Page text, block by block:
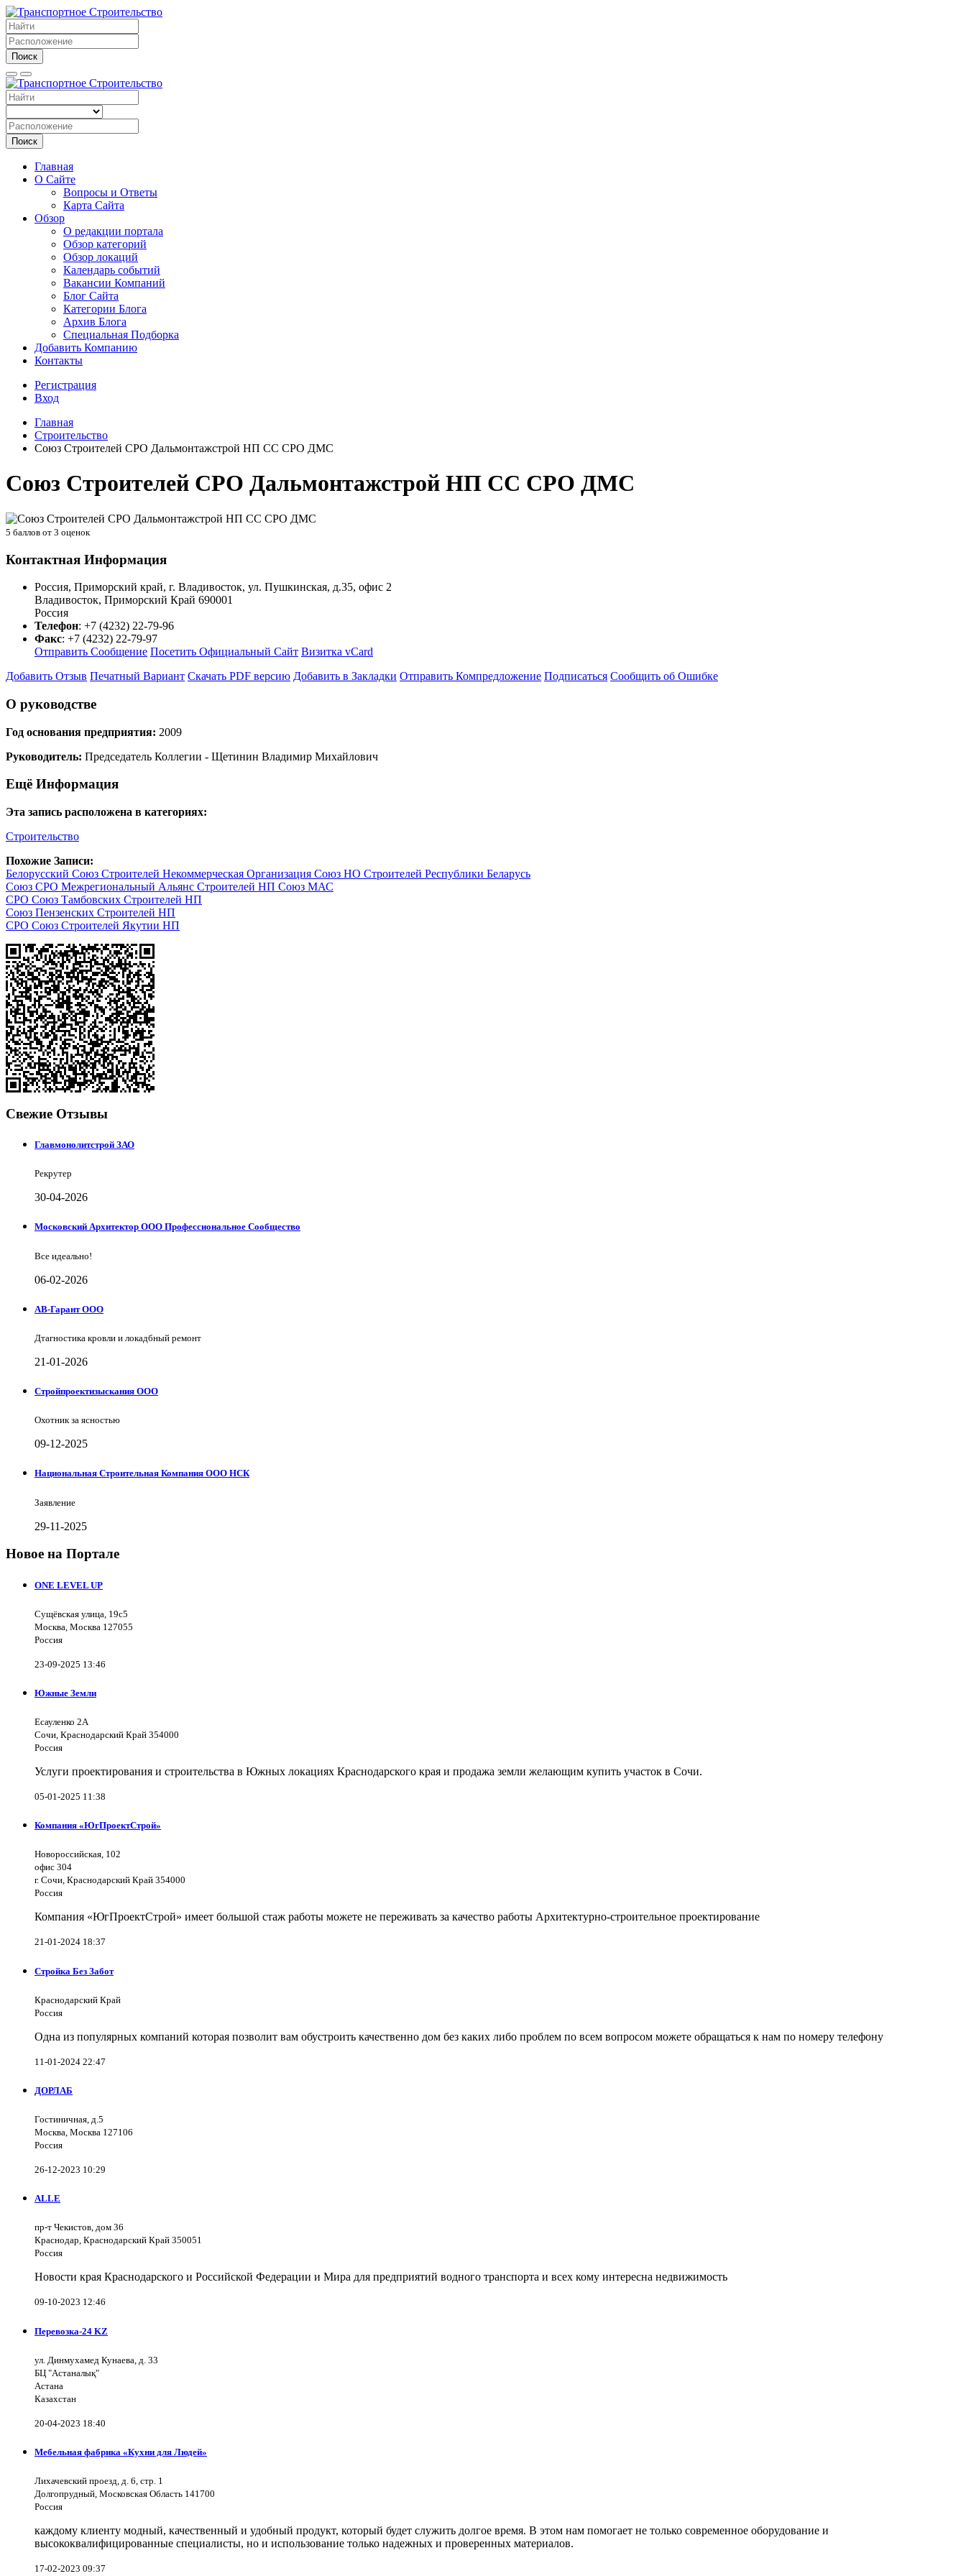
Поиск
Поиск
Главная
О Сайте
Вопросы и Ответы
Карта Сайта
Обзор
О редакции портала
Обзор категорий
Обзор локаций
Календарь событий
Вакансии Компаний
Блог Сайта
Категории Блога
Архив Блога
Специальная Подборка
Добавить Компанию
Контакты
Регистрация
Вход
Главная
Строительство
Союз Строителей СРО Дальмонтажстрой НП СС СРО ДМС
Союз Строителей СРО Дальмонтажстрой НП СС СРО ДМС
5 баллов от 3 оценок
Контактная Информация
Россия, Приморский край, г. Владивосток, ул. Пушкинская, д.35, офис 2
Владивосток, Приморский Край 690001
Россия
Телефон: +7 (4232) 22-79-96
Факс: +7 (4232) 22-79-97
Отправить Сообщение Посетить Официальный Сайт Визитка vCard
Добавить Отзыв Печатный Вариант Скачать PDF версию Добавить в Закладки Отправить Компредложение Подписаться Сообщить об Ошибке
О руководстве
Год основания предприятия: 2009
Руководитель: Председатель Коллегии - Щетинин Владимир Михайлович
Ещё Информация
Эта запись расположена в категориях:
Строительство
Похожие Записи:
Белорусский Союз Строителей Некоммерческая Организация Союз НО Строителей Республики Беларусь
Союз СРО Межрегиональный Альянс Строителей НП Союз МАС
СРО Союз Тамбовских Строителей НП
Союз Пензенских Строителей НП
СРО Союз Строителей Якутии НП
Свежие Отзывы
Главмонолитстрой ЗАО
Рекрутер
30-04-2026
Московский Архитектор ООО Профессиональное Сообщество
Все идеально!
06-02-2026
АВ-Гарант ООО
Дтагностика кровли и локадбный ремонт
21-01-2026
Стройпроектизыскания ООО
Охотник за ясностью
09-12-2025
Национальная Строительная Компания ООО НСК
Заявление
29-11-2025
Новое на Портале
ONE LEVEL UP
Сущёвская улица, 19с5
Москва, Москва 127055
Россия
23-09-2025 13:46
Южные Земли
Есауленко 2А
Сочи, Краснодарский Край 354000
Россия
Услуги проектирования и строительства в Южных локациях Краснодарского края и продажа земли желающим купить участок в Сочи.
05-01-2025 11:38
Компания «ЮгПроектСтрой»
Новороссийская, 102
офис 304
г. Сочи, Краснодарский Край 354000
Россия
Компания «ЮгПроектСтрой» имеет большой стаж работы можете не переживать за качество работы Архитектурно-строительное проектирование
21-01-2024 18:37
Стройка Без Забот
Краснодарский Край
Россия
Одна из популярных компаний которая позволит вам обустроить качественно дом без каких либо проблем по всем вопросом можете обращаться к нам по номеру телефону
11-01-2024 22:47
ДОРЛАБ
Гостиничная, д.5
Москва, Москва 127106
Россия
26-12-2023 10:29
ALLE
пр-т Чекистов, дом 36
Краснодар, Краснодарский Край 350051
Россия
Новости края Краснодарского и Российской Федерации и Мира для предприятий водного транспорта и всех кому интересна недвижимость
09-10-2023 12:46
Перевозка-24 KZ
ул. Динмухамед Кунаева, д. 33
БЦ "Астаналық"
Астана
Казахстан
20-04-2023 18:40
Мебельная фабрика «Кухни для Людей»
Лихачевский проезд, д. 6, стр. 1
Долгопрудный, Московская Область 141700
Россия
каждому клиенту модный, качественный и удобный продукт, который будет служить долгое время. В этом нам помогает не только современное оборудование и
высококвалифицированные специалисты, но и использование только надежных и проверенных материалов.
17-02-2023 09:37